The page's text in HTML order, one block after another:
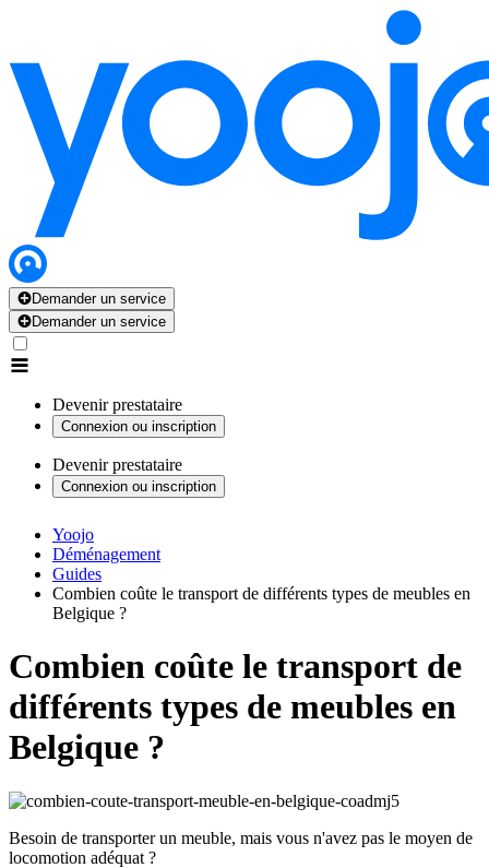
Demander un service
Demander un service
Devenir prestataire
Connexion ou inscription
Devenir prestataire
Connexion ou inscription
Yoojo
Déménagement
Guides
Combien coûte le transport de différents types de meubles en
Belgique ?
Combien coûte le transport de
différents types de meubles en
Belgique ?
Besoin de transporter un meuble, mais vous n'avez pas le moyen de
locomotion adéquat ?